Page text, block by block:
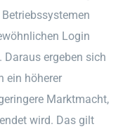
Login
Daraus ergeben sich
ein höherer
Marktmacht,
wird. Das gilt